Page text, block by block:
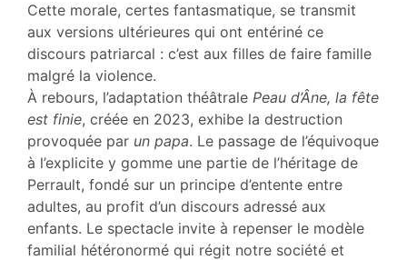
Cette morale, certes fantasmatique, se transmit
aux versions ultérieures qui ont entériné ce
discours patriarcal : c’est aux filles de faire famille
malgré la violence.
À rebours, l’adaptation théâtrale Peau d’Âne, la fête
est finie, créée en 2023, exhibe la destruction
provoquée par un papa. Le passage de l’équivoque
à l’explicite y gomme une partie de l’héritage de
Perrault, fondé sur un principe d’entente entre
adultes, au profit d’un discours adressé aux
enfants. Le spectacle invite à repenser le modèle
familial hétéronormé qui régit notre société et